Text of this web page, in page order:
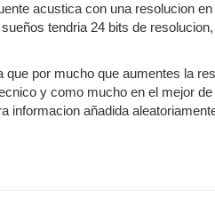
acustica con una resolucion
tendria 24 bits de
por mucho que aumentes la
y como mucho en el mejor
informacion añadida